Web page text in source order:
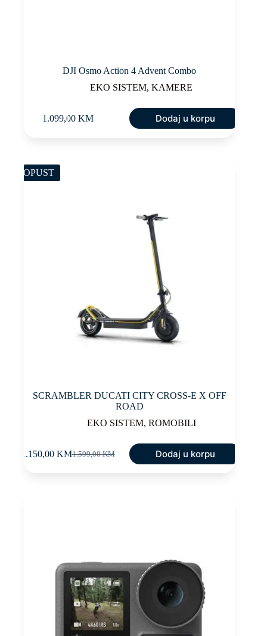
DJI Osmo Action 4 Advent Combo
EKO SISTEM,KAMERE
1.099,00 KM Dodaj u korpu
POPUST
SCRAMBLER DUCATI CITY CROSS-E X OFF
ROAD
EKO SISTEM, ROMOBILI
1.599,00KM
Original
1.150,00 KMCurrent
Dodaj u korpu